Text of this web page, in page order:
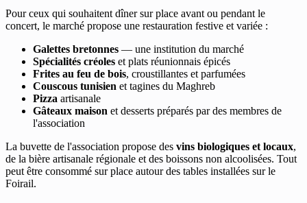
Pour ceux qui souhaitent dîner sur place avant ou pendant le
concert, le marché propose une restauration festive et variée :
Galettes bretonnes — une institution du marché
Spécialités créoles et plats réunionnais épicés
Frites au feu de bois, croustillantes et parfumées
Couscous tunisien et tagines du Maghreb
Pizza artisanale
Gâteaux maison et desserts préparés par des membres de
l'association
La buvette de l'association propose des vins biologiques et locaux,
de la bière artisanale régionale et des boissons non alcoolisées. Tout
peut être consommé sur place autour des tables installées sur le
Foirail.